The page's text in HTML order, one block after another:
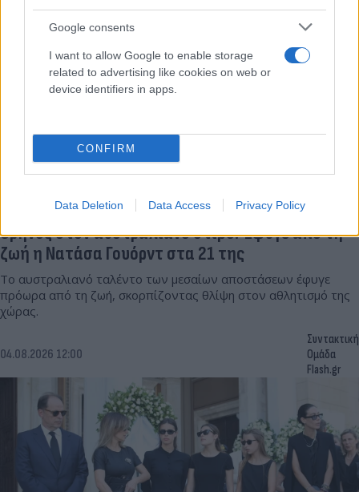
Google consents
I want to allow Google to enable storage
related to advertising like cookies on web or
device identifiers in apps.
CONFIRM
Data Deletion Data Access Privacy Policy
Τσούρτης
Θρήνος στον αυστραλιανό στίβο: Έφυγε από τη
ζωή η Νατάσα Γουόρντ στα 21 της
Το αυστραλιανό ταλέντο των μεσαίων αποστάσεων έφυγε
πρόωρα από τη ζωή, σκορπίζοντας θλίψη στον αθλητισμό της
χώρας.
04.08.2026 12:00
Συντακτική
Ομάδα
Flash.gr